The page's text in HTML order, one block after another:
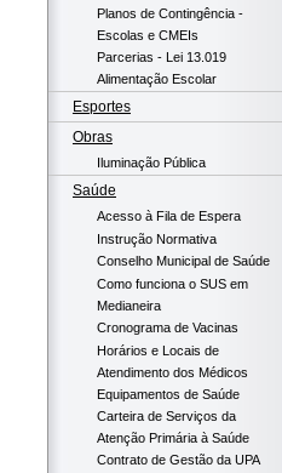
Planos de Contingência -
Escolas e CMEIs
Parcerias - Lei 13.019
Alimentação Escolar
Esportes
Obras
Iluminação Pública
Saúde
Acesso à Fila de Espera
Instrução Normativa
Conselho Municipal de Saúde
Como funciona o SUS em
Medianeira
Cronograma de Vacinas
Horários e Locais de
Atendimento dos Médicos
Equipamentos de Saúde
Carteira de Serviços da
Atenção Primária à Saúde
Contrato de Gestão da UPA